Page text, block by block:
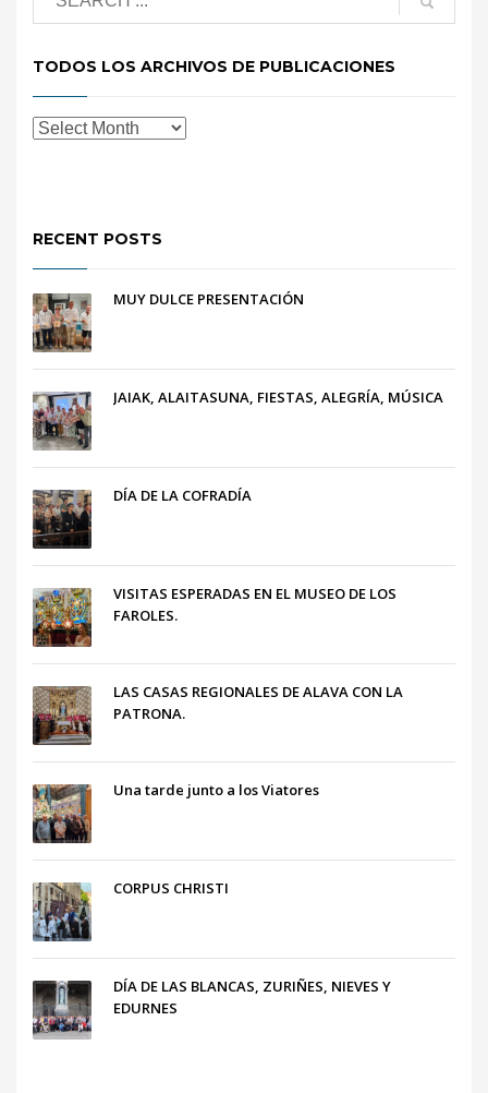
TODOS LOS ARCHIVOS DE PUBLICACIONES
RECENT POSTS
MUY DULCE PRESENTACIÓN
JAIAK, ALAITASUNA, FIESTAS, ALEGRÍA, MÚSICA
DÍA DE LA COFRADÍA
VISITAS ESPERADAS EN EL MUSEO DE LOS
FAROLES.
LAS CASAS REGIONALES DE ALAVA CON LA
PATRONA.
Una tarde junto a los Viatores
CORPUS CHRISTI
DÍA DE LAS BLANCAS, ZURIÑES, NIEVES Y
EDURNES